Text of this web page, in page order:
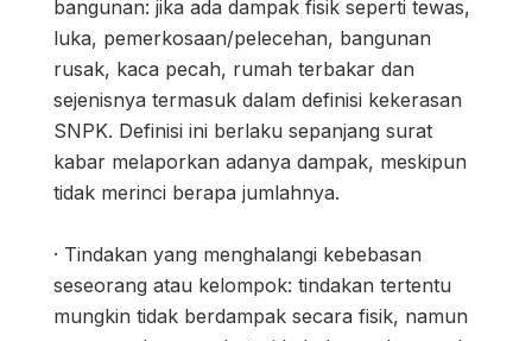
bangunan: jika ada dampak fisik seperti tewas,
luka, pemerkosaan/pelecehan, bangunan
rusak, kaca pecah, rumah terbakar dan
sejenisnya termasuk dalam definisi kekerasan
SNPK. Definisi ini berlaku sepanjang surat
kabar melaporkan adanya dampak, meskipun
tidak merinci berapa jumlahnya.
· Tindakan yang menghalangi kebebasan
seseorang atau kelompok: tindakan tertentu
mungkin tidak berdampak secara fisik, namun